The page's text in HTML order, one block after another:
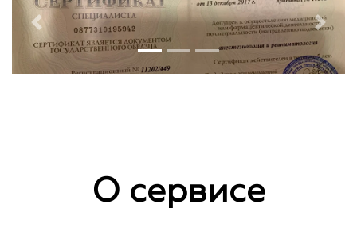
Previous Next
О сервисе